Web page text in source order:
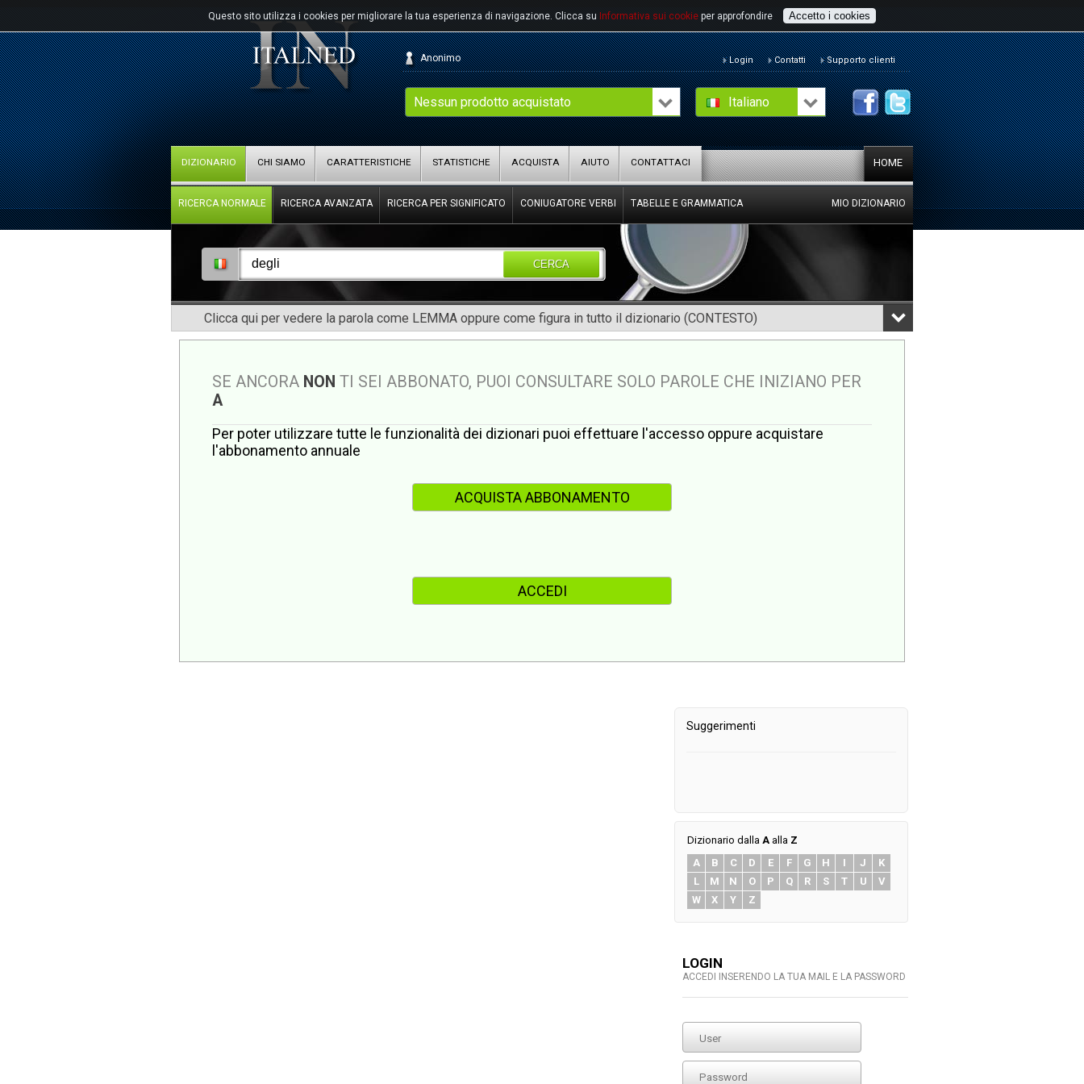
Questo sito utilizza i cookies per migliorare la tua esperienza di navigazione. Clicca su Informativa sui cookie per approfondire Accetto i cookies
Italiano
Nessun prodotto acquistato
Anonimo Login Contatti Supporto clienti
HOME
DIZIONARIO CHI SIAMO CARATTERISTICHE STATISTICHE ACQUISTA AIUTO CONTATTACI
RICERCA NORMALE RICERCA AVANZATA RICERCA PER SIGNIFICATO CONIUGATORE VERBI TABELLE E GRAMMATICA MIO DIZIONARIO
CERCA
Clicca qui per vedere la parola come LEMMA oppure come figura in tutto il dizionario (CONTESTO)
SE ANCORA NON TI SEI ABBONATO, PUOI CONSULTARE SOLO PAROLE CHE INIZIANO PER
A
Per poter utilizzare tutte le funzionalità dei dizionari puoi effettuare l'accesso oppure acquistare
l'abbonamento annuale
ACQUISTA ABBONAMENTO
ACCEDI
Suggerimenti
Dizionario dalla A alla Z
A
B C D E F G H I J
K
L
M N O P Q R S T U
V
W
X Y Z
LOGIN
ACCEDI INSERENDO LA TUA MAIL E LA PASSWORD